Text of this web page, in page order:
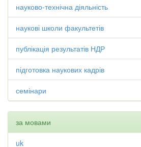
науково-технічна діяльність
наукові школи факультетів
публікація результатів НДР
підготовка наукових кадрів
семінари
за мовами
uk